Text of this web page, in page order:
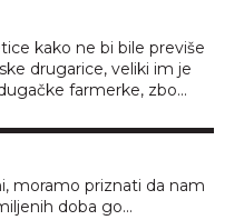
kako ne bi bile previše
drugarice, veliki im je
farmerke, zbo...
moramo priznati da nam
doba go...